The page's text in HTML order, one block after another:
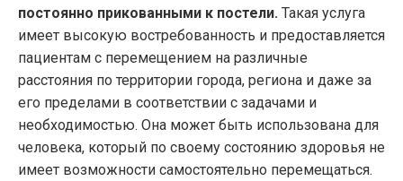
постоянно прикованными к постели. Такая услуга
имеет высокую востребованность и предоставляется
пациентам с перемещением на различные
расстояния по территории города, региона и даже за
его пределами в соответствии с задачами и
необходимостью. Она может быть использована для
человека, который по своему состоянию здоровья не
имеет возможности самостоятельно перемещаться.